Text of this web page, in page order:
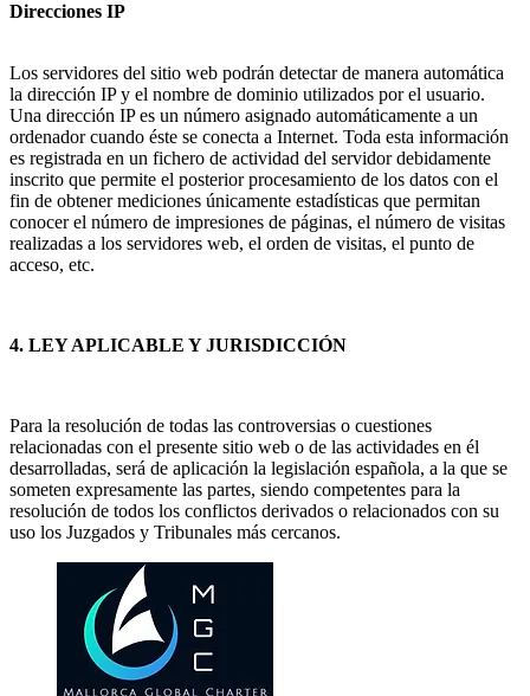
Direcciones IP
Los servidores del sitio web podrán detectar de manera automática
la dirección IP y el nombre de dominio utilizados por el usuario.
Una dirección IP es un número asignado automáticamente a un
ordenador cuando éste se conecta a Internet. Toda esta información
es registrada en un fichero de actividad del servidor debidamente
inscrito que permite el posterior procesamiento de los datos con el
fin de obtener mediciones únicamente estadísticas que permitan
conocer el número de impresiones de páginas, el número de visitas
realizadas a los servidores web, el orden de visitas, el punto de
acceso, etc.
4. LEY APLICABLE Y JURISDICCIÓN
Para la resolución de todas las controversias o cuestiones
relacionadas con el presente sitio web o de las actividades en él
desarrolladas, será de aplicación la legislación española, a la que se
someten expresamente las partes, siendo competentes para la
resolución de todos los conflictos derivados o relacionados con su
uso los Juzgados y Tribunales más cercanos.